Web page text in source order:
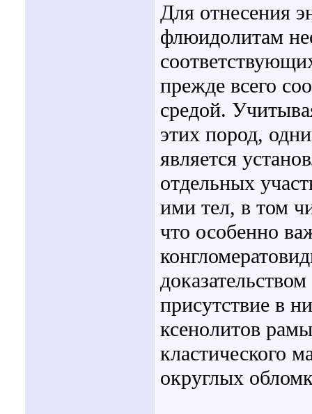
Для отнесения
флюидолитам
прежде всего
средой.
этих пород,
является
отдельных
ими тел, в том
что особенно
присутствие в
ксенолитов
кластического
округлых